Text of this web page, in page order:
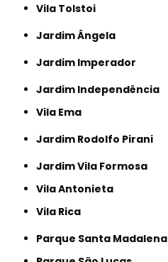
Vila Tolstoi
Jardim Ângela
Jardim Imperador
Jardim Independência
Vila Ema
Jardim Rodolfo Pirani
Jardim Vila Formosa
Vila Antonieta
Vila Rica
Parque Santa Madalena